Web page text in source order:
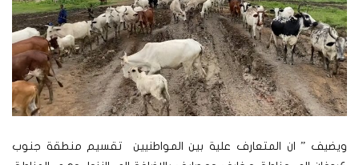
ويضيف ” ان المتعارف علية بين المواطنيين تقسيم منطقة جنوب